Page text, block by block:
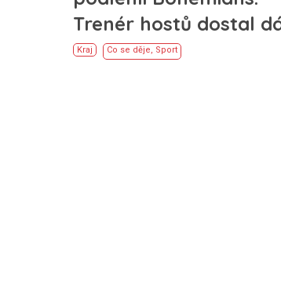
Trenér hostů dostal
Kraj Co se děje, Sport